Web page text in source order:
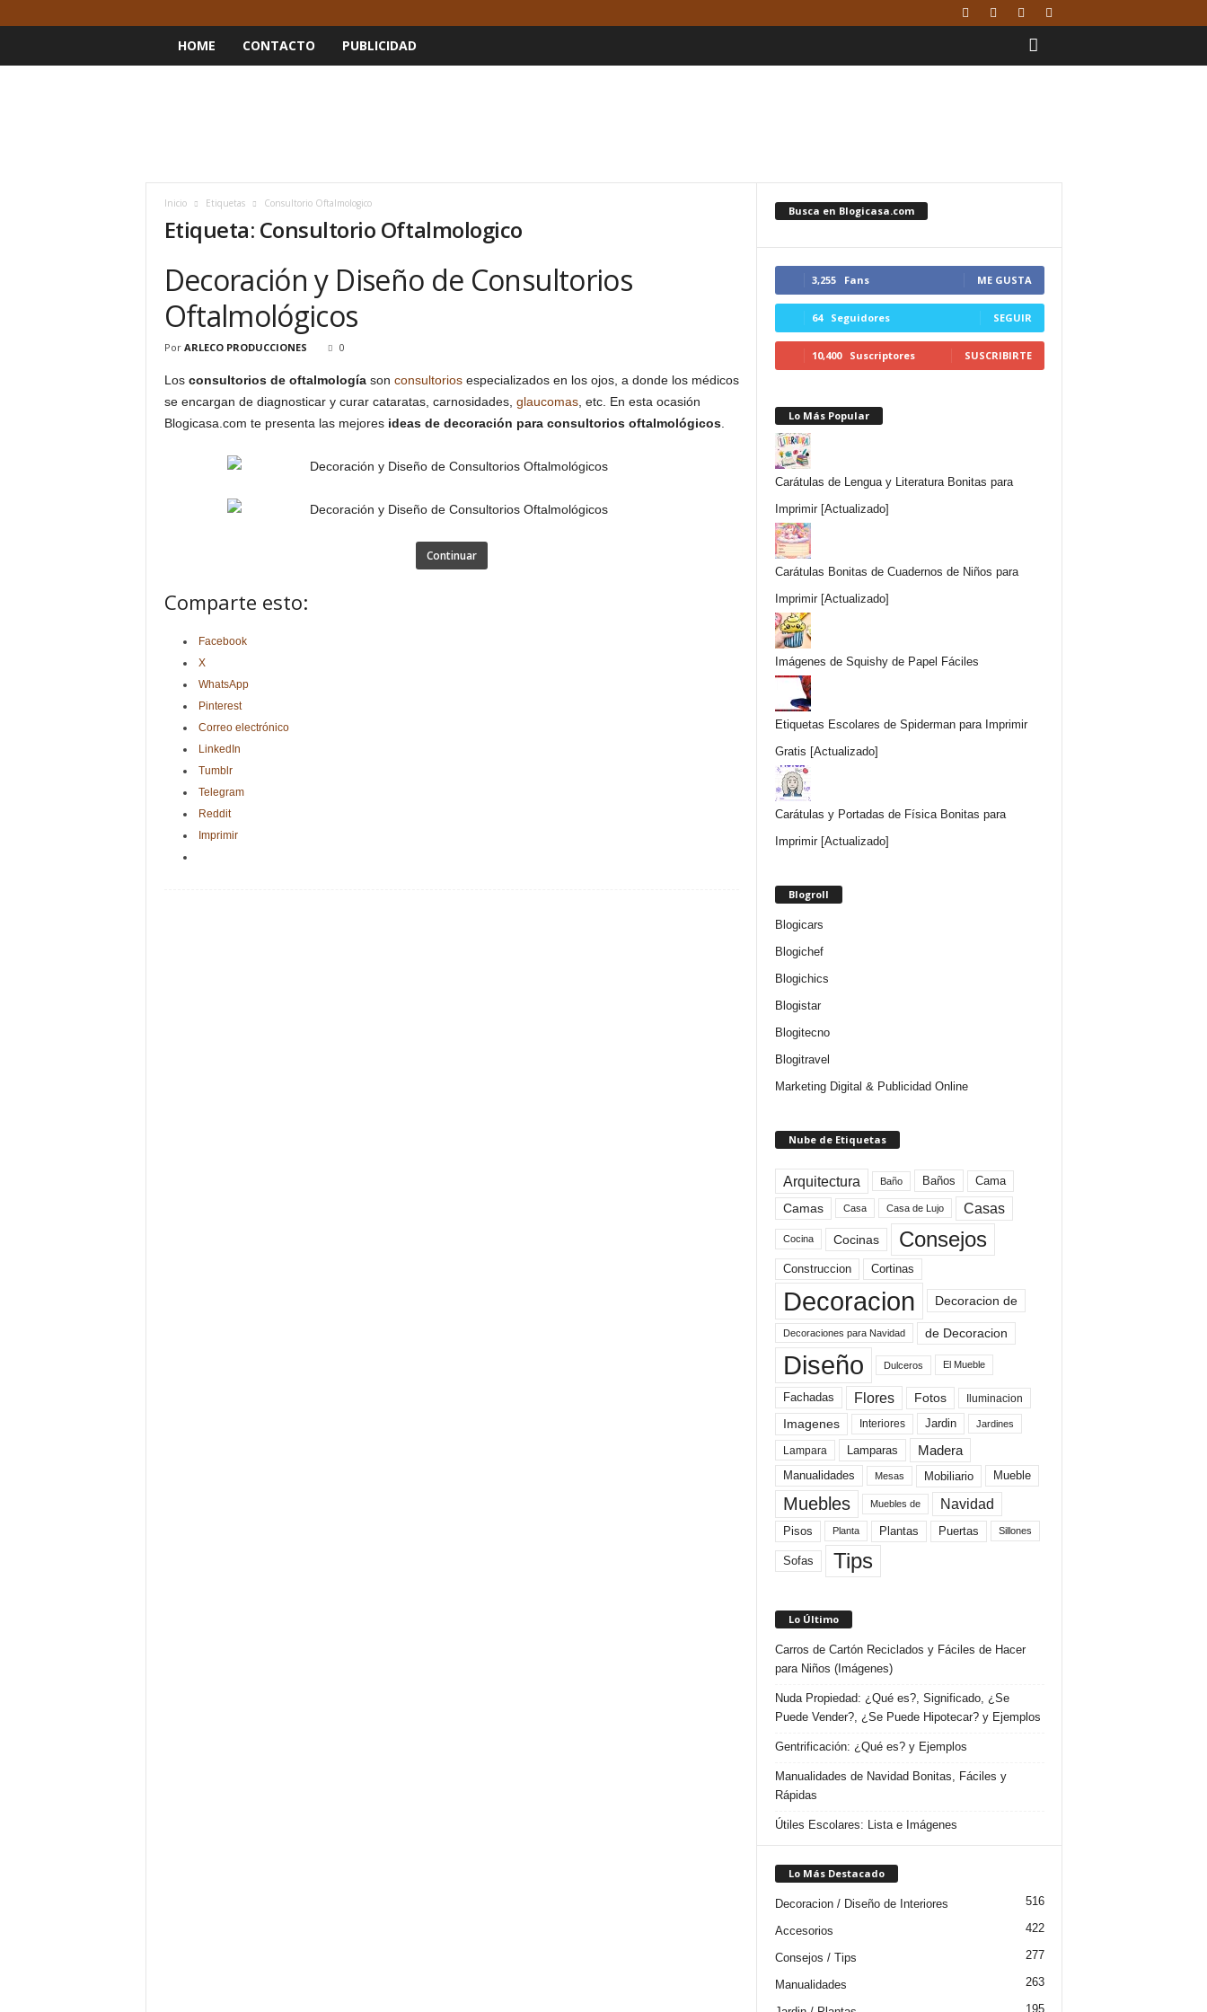
HOME CONTACTO PUBLICIDAD
Inicio Etiquetas Consultorio Oftalmologico
Etiqueta: Consultorio Oftalmologico
Decoración y Diseño de Consultorios
Oftalmológicos
Por ARLECO PRODUCCIONES 0
Los consultorios de oftalmologíason consultoriosespecializados en los ojos, a donde los médicos
se encargan de diagnosticar y curar cataratas, carnosidades, glaucomas, etc. En esta ocasión
Blogicasa.com te presenta las mejores ideas de decoración para consultorios oftalmológicos.
Continuar
Comparte esto:
Facebook
X
WhatsApp
Pinterest
Correo electrónico
LinkedIn
Tumblr
Telegram
Reddit
Imprimir
Busca en Blogicasa.com
3,255 Fans ME GUSTA
64 Seguidores SEGUIR
10,400 Suscriptores SUSCRIBIRTE
Lo Más Popular
Carátulas de Lengua y Literatura Bonitas para
Imprimir [Actualizado]
Carátulas Bonitas de Cuadernos de Niños para
Imprimir [Actualizado]
Imágenes de Squishy de Papel Fáciles
Etiquetas Escolares de Spiderman para Imprimir
Gratis [Actualizado]
Carátulas y Portadas de Física Bonitas para
Imprimir [Actualizado]
Blogroll
Blogicars
Blogichef
Blogichics
Blogistar
Blogitecno
Blogitravel
Marketing Digital & Publicidad Online
Nube de Etiquetas
Arquitectura Baño Baños Cama
Camas Casa Casa de Lujo Casas
Cocina Cocinas Consejos
Construccion Cortinas
Decoracion Decoracion de
Decoraciones para Navidad de Decoracion
Diseño Dulceros El Mueble
Fachadas Flores Fotos Iluminacion
Imagenes Interiores Jardin Jardines
Lampara Lamparas Madera
Manualidades Mesas Mobiliario Mueble
Muebles Muebles de Navidad
Pisos Planta Plantas Puertas Sillones
Sofas Tips
Lo Último
Carros de Cartón Reciclados y Fáciles de Hacer
para Niños (Imágenes)
Nuda Propiedad: ¿Qué es?, Significado, ¿Se
Puede Vender?, ¿Se Puede Hipotecar? y Ejemplos
Gentrificación: ¿Qué es? y Ejemplos
Manualidades de Navidad Bonitas, Fáciles y
Rápidas
Útiles Escolares: Lista e Imágenes
Lo Más Destacado
Decoracion / Diseño de Interiores 516
Accesorios 422
Consejos / Tips 277
Manualidades 263
195